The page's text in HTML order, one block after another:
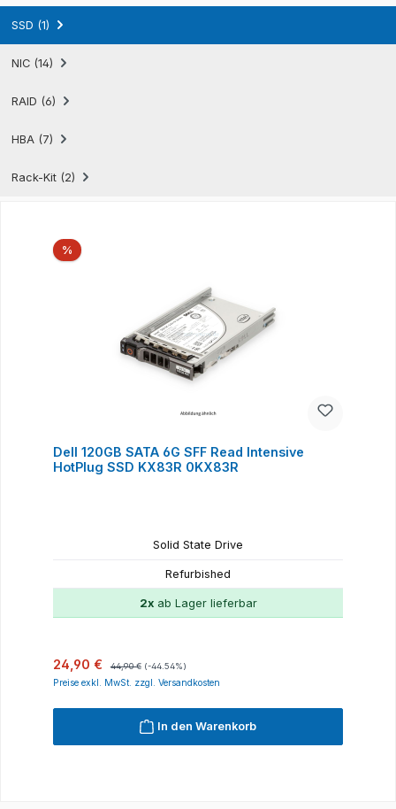
SSD (1)
NIC (14)
RAID (6)
HBA (7)
Rack-Kit (2)
%Rabatt
Dell 120GB SATA 6G SFF Read Intensive
HotPlug SSD KX83R 0KX83R
Solid State Drive
Refurbished
2xab Lager lieferbar
Verkaufspreis:
24,90 € 44,90 € (-44.54%)
Preise exkl. MwSt. zzgl. Versandkosten
In den Warenkorb